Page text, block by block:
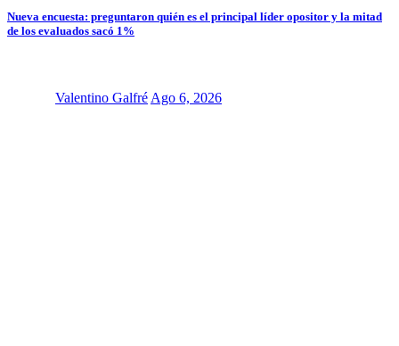
Nueva encuesta: preguntaron quién es el principal líder opositor y la mitad
de los evaluados sacó 1%
Valentino GalfréAgo 6, 2026